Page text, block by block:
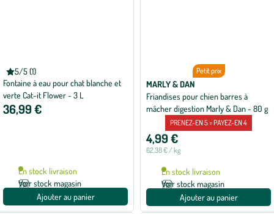
5/5 (1)
Note
moyenne
de
5
sur
CATIT
Fontaine à eau pour chat blanche et
verte Cat-it Flower - 3 L
36,99 €
En stock livraison
Voir stock magasin
Ajouter au panier
Petit prix
MARLY & DAN
Friandises pour chien barres à
mâcher digestion Marly & Dan - 80 g
PRENEZ-EN 5 = PAYEZ-EN 4
4,99 €
62,38 € / kg
En stock livraison
Voir stock magasin
Ajouter au panier